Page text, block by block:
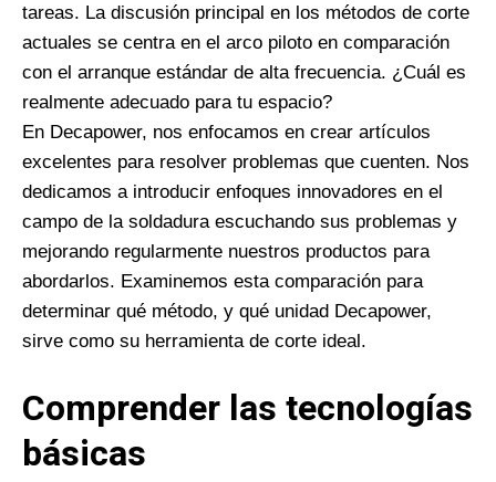
tareas. La discusión principal en los métodos de corte
actuales se centra en el arco piloto en comparación
con el arranque estándar de alta frecuencia. ¿Cuál es
realmente adecuado para tu espacio?
En Decapower, nos enfocamos en crear artículos
excelentes para resolver problemas que cuenten. Nos
dedicamos a introducir enfoques innovadores en el
campo de la soldadura escuchando sus problemas y
mejorando regularmente nuestros productos para
abordarlos. Examinemos esta comparación para
determinar qué método, y qué unidad Decapower,
sirve como su herramienta de corte ideal.
Comprender las tecnologías
básicas